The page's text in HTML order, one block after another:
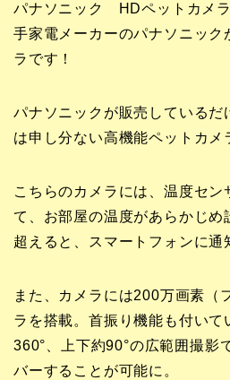
パナソニック HDペットカメ
手家電メーカーのパナソニック
ラです！
パナソニックが販売しているだ
は申し分ない高機能ペットカメ
こちらのカメラには、温度セン
て、お部屋の温度があらかじめ
超えると、スマートフォンに通
また、カメラには200万画素（
ラを搭載。首振り機能も付いて
360°、上下約90°の広範囲撮影
バーすることが可能に。